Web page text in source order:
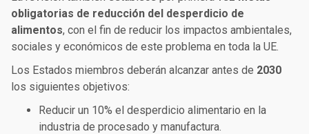
obligatorias de reducción del desperdicio de
alimentos, con el fin de reducir los impactos ambientales,
sociales y económicos de este problema en toda la UE.
Los Estados miembros deberán alcanzar antes de 2030
los siguientes objetivos:
Reducir un 10% el desperdicio alimentario en la
industria de procesado y manufactura.